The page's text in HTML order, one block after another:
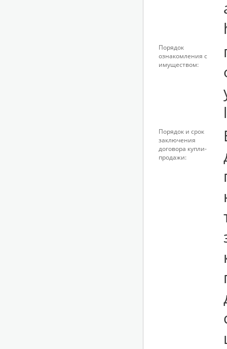
Порядок
ознакомления с
имуществом:
Порядок и срок
заключения
договора купли-
продажи: